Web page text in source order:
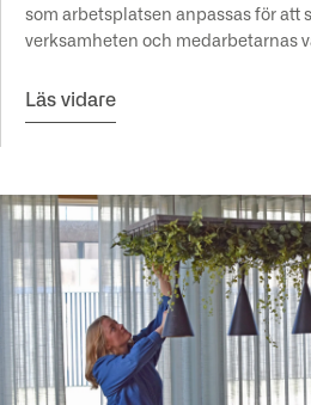
som arbetsplatsen anpassas för att
verksamheten och medarbetarnas
Läs vidare